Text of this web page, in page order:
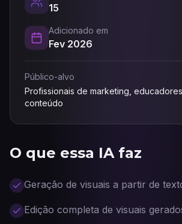
O que essa IA faz
Geração de visuais a partir de
Edição completa de visuais
15
Adicionado em
Fev 2026
Público-alvo
Profissionais de marketing,
conteúdo